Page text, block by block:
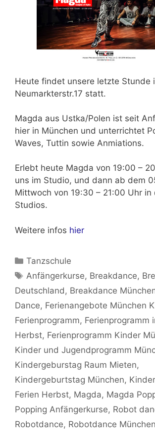
Heute findet unsere letzte Stunde
Neumarkterstr.17 statt.
Magda aus Ustka/Polen ist seit
hier in München und unterrichtet
Waves, Tuttin sowie Anmiations.
Erlebt heute Magda von 19:00 –
uns im Studio, und dann ab dem
Mittwoch von 19:30 – 21:00 Uhr in
Studios.
Weitere infos hier
Kategorien
Tanzschule
Schlagwörter
Anfängerkurse, Breakdance,
Deutschland , Breakdance
Dance, Ferienangebote München
Ferienprogramm, Ferienprogramm
Herbst, Ferienprogramm Kinder
Kinder und Jugendprogramm
Kindergeburstag Raum Mieten,
Kindergeburtstag München,
Ferien Herbst, Magda, Magda
Popping Anfängerkurse, Robot
Robotdance, Robotdance München